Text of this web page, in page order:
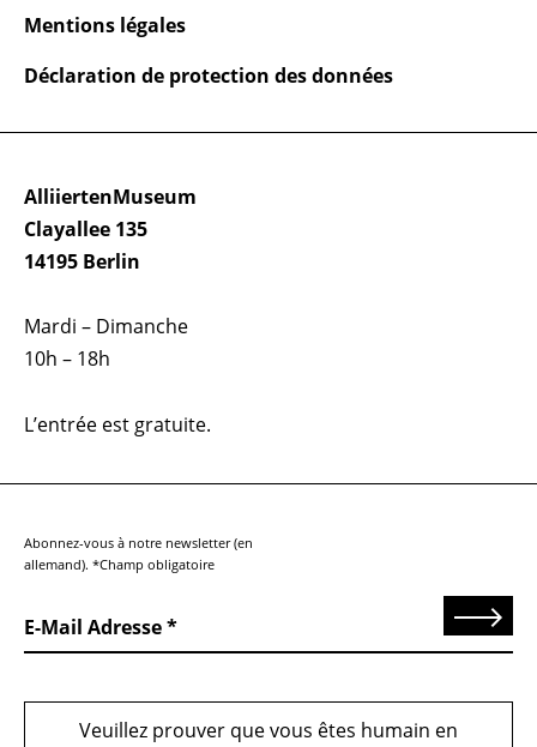
AlliiertenMuseum
Clayallee 135
14195 Berlin
Mardi – Dimanche
10h – 18h
L’entrée est gratuite.
Mentions légales
Déclaration de protection des données
Abonnez-vous à notre newsletter (en
allemand). *Champ obligatoire
E-Mail Adresse Send
Veuillez prouver que vous êtes humain en